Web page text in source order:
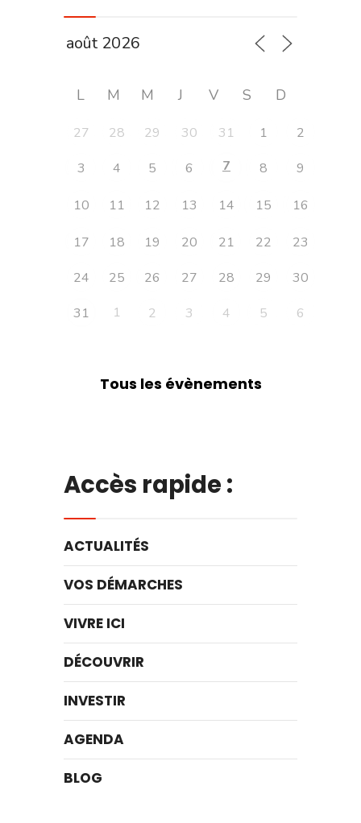
L M M J V S D
27 28 29 30 31 1
2
3
4 5 6 7 8 9
10 11 12 13 14 15 16
17 18 19 20 21 22
23
24
25 26 27 28 29
30
31
1 2 3 4 5 6
Tous les évènements
Accès rapide :
ACTUALITÉS
VOS DÉMARCHES
VIVRE ICI
DÉCOUVRIR
INVESTIR
AGENDA
BLOG